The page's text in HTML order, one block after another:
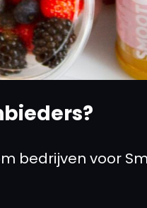
bedrijven voor